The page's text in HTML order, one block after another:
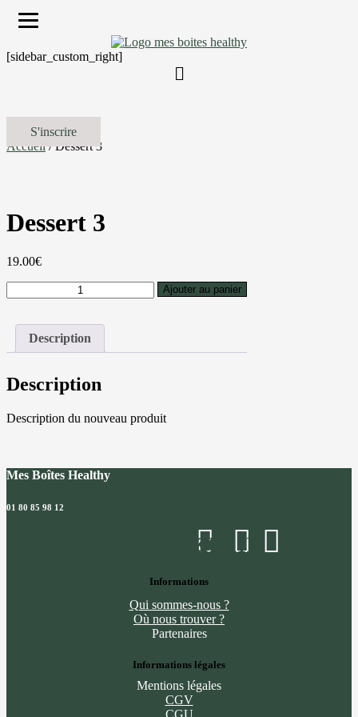
[sidebar_custom_right]
S'inscrire
Accueil/ Dessert 3
Dessert 3
19.00€
de
Ajouter au panier
Description
Description
Description du nouveau produit
Mes Boîtes Healthy
01 80 85 98 12
Instagram
Linkedin
Informations
Qui sommes-nous ?
Où nous trouver ?
Partenaires
Informations légales
Mentions légales
CGV